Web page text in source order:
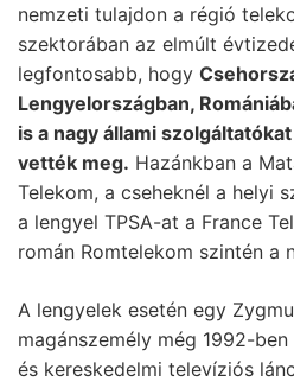
nemzeti tulajdon a régió
szektorában az elmúlt
legfontosabb, hogy
Lengyelországban,
is a nagy állami
vették meg. Hazánkban a
Telekom, a cseheknél a helyi
a lengyel TPSA-at a France
román Romtelekom szintén a
A lengyelek esetén egy
magánszemély még 1992-
és kereskedelmi televíziós